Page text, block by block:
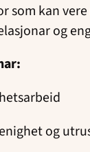
som kan
og
og